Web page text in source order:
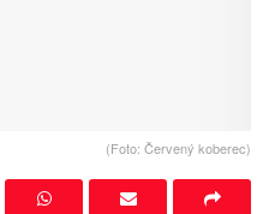
(Foto: Červený koberec)